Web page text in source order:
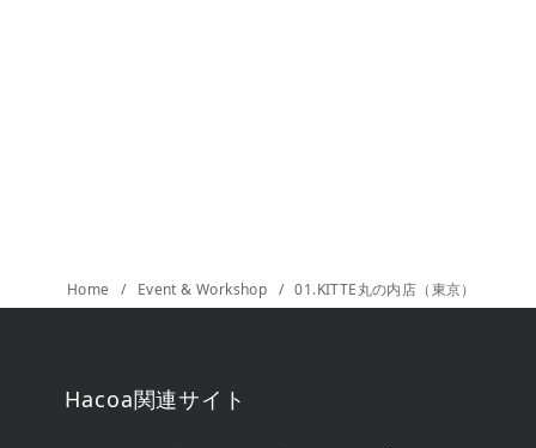
Home Event & Workshop 01.KITTE丸の内店（東京）
Hacoa関連サイト